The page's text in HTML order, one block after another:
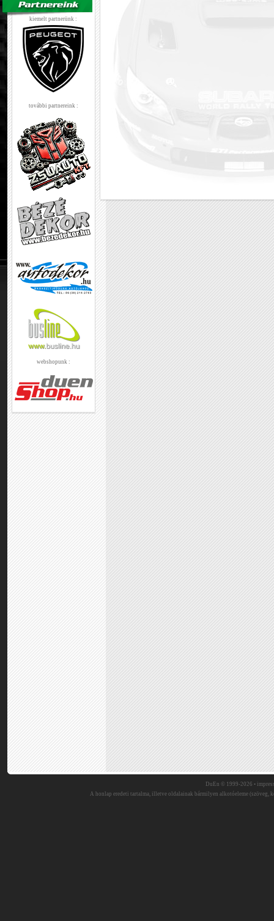
kiemelt partnerünk :
további partnereink :
webshopunk :
DuEn © 1999-2026 •
A honlap eredeti tartalma, illetve oldalainak bármilyen alkotóeleme (szöveg,